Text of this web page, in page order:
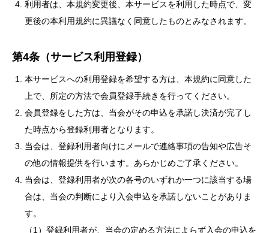
利用者は、本規約変更後、本サービスを利用した時点で、変
更後の本利用規約に異議なく同意したものとみなされます。
第4条（サービス利用登録）
本サービスへの利用登録を希望する方は、本規約に同意した
上で、所定の方法で会員登録手続きを行ってください。
会員登録をした方は、当会がその申込を承諾し決済が完了し
た時点から登録利用者となります。
当会は、登録利用者向けにメールで連絡事項の告知や広告そ
の他の情報提供を行います。あらかじめご了承ください。
当会は、登録利用者が次の各号のいずれか一つに該当する場
合は、当会の判断により入会申込を承諾しないことがありま
す。
（1）登録利用者が、当会の定める方法によらず入会の申込を